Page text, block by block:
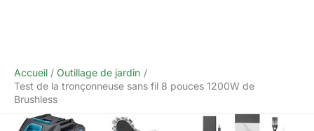
Accueil
Outillage de jardin
Test de la tronçonneuse sans fil 8 pouces 1200W de
Brushless